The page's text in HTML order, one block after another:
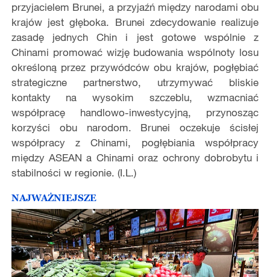
przyjacielem Brunei, a przyjaźń między narodami obu
krajów jest głęboka. Brunei zdecydowanie realizuje
zasadę jednych Chin i jest gotowe wspólnie z
Chinami promować wizję budowania wspólnoty losu
określoną przez przywódców obu krajów, pogłębiać
strategiczne partnerstwo, utrzymywać bliskie
kontakty na wysokim szczeblu, wzmacniać
współpracę handlowo-inwestycyjną, przynosząc
korzyści obu narodom. Brunei oczekuje ścisłej
współpracy z Chinami, pogłębiania współpracy
między ASEAN a Chinami oraz ochrony dobrobytu i
stabilności w regionie. (I.L.)
NAJWAŻNIEJSZE